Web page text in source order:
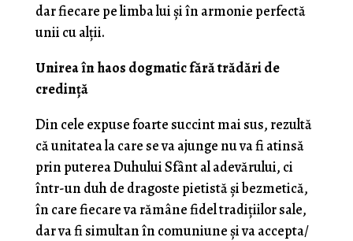
dar fiecare pe limba lui și în armonie perfectă
unii cu alții.
Unirea în haos dogmatic fără trădări de
credință
Din cele expuse foarte succint mai sus, rezultă
că unitatea la care se va ajunge nu va fi atinsă
prin puterea Duhului Sfânt al adevărului, ci
într-un duh de dragoste pietistă și bezmetică,
în care fiecare va rămâne fidel tradițiilor sale,
dar va fi simultan în comuniune și va accepta/